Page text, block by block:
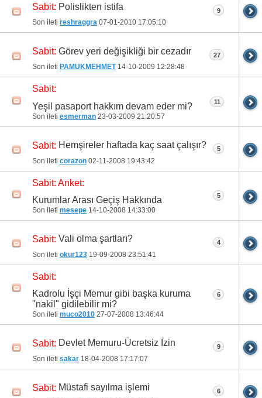
Sabit: Polislikten istifa
Son ileti reshraggra 07-01-2010 17:05:10
9
Sabit: Görev yeri değişikliği bir cezadır
Son ileti PAMUKMEHMET14-10-2009 12:28:48
27
Sabit:
Yeşil pasaport hakkım devam eder mi?
Son ileti esmerman 23-03-2009 21:20:57
11
Sabit: Hemşireler haftada kaç saat çalışır?
Son ileti corazon 02-11-2008 19:43:42
5
Sabit: Anket:
Kurumlar Arası Geçiş Hakkında
Son ileti mesepe 14-10-2008 14:33:00
5
Sabit: Vali olma şartları?
Son ileti okur123 19-09-2008 23:51:41
4
Sabit:
Kadrolu İşçi Memur gibi başka kuruma
"nakil" gidilebilir mi?
Son ileti muco2010 27-07-2008 13:46:44
6
Sabit: Devlet Memuru-Ücretsiz İzin
Son ileti sakar 18-04-2008 17:17:07
9
Sabit: Müstafi sayılma işlemi 6